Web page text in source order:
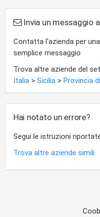
Invia un messaggio
Contatta l'azienda per una
semplice messaggio
Trova altre aziende del
Italia > Sicilia > Provincia
Hai notato un errore?
Segui le istruzioni
Trova altre aziende simili